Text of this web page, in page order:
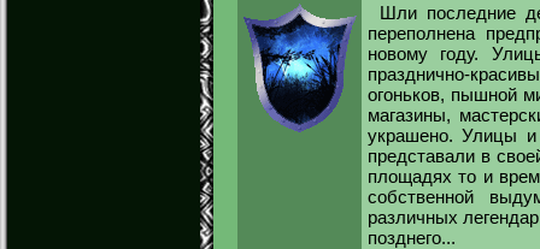
Шли последние
переполнена
новому году.
празднично-
огоньков, пышной
магазины,
украшено. Улицы
представали в
площадях то и
собственной
различных
позднего...